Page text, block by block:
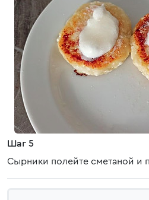
Шаг 5
Сырники полейте сметаной и